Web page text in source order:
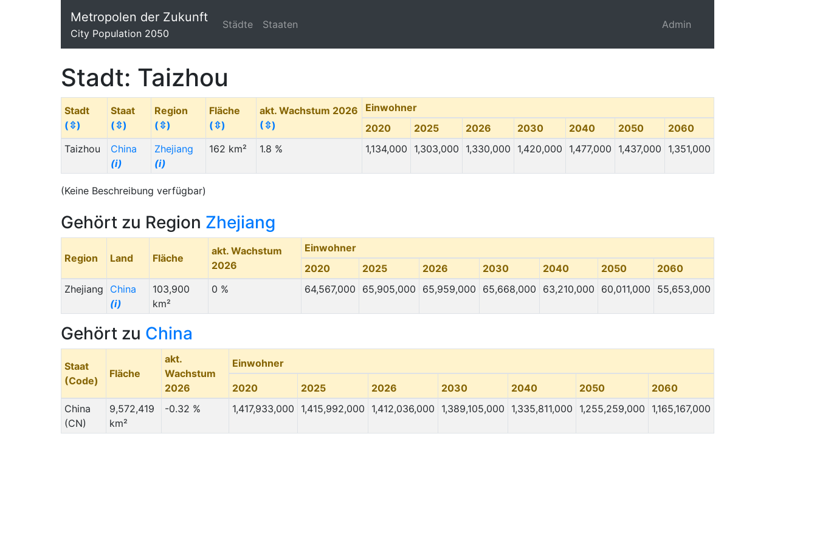
Metropolen der Zukunft
City Population 2050
Städte Staaten Admin
Stadt: Taizhou
Stadt
(⇳)
Staat
(⇳)
Region
(⇳)
Fläche
(⇳)
akt. Wachstum 2026
(⇳)
Einwohner
2020
2025 2026 2030 2040 2050
2060
Taizhou
China
(i)
Zhejiang
(i)
162 km² 1.8 % 1,134,000 1,303,000 1,330,000 1,420,000 1,477,000 1,437,000 1,351,000
(Keine Beschreibung verfügbar)
Gehört zu Region Zhejiang
Region Land Fläche
akt. Wachstum
2026
Einwohner
2020
2025 2026 2030 2040 2050
2060
Zhejiang
China
(i)
103,900
km²
0 % 64,567,000 65,905,000 65,959,000 65,668,000 63,210,000 60,011,000 55,653,000
Gehört zu China
Staat
(Code)
Fläche
akt.
Wachstum
2026
Einwohner
2020 2025 2026 2030 2040 2050
2060
China
(CN)
9,572,419
km²
-0.32 % 1,417,933,000 1,415,992,000 1,412,036,000 1,389,105,000 1,335,811,000 1,255,259,000 1,165,167,000